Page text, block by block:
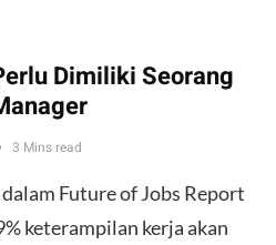
Dimiliki Seorang
3 Mins read
Future of Jobs Report
keterampilan kerja akan